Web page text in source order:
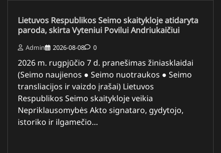
Lietuvos Respublikos Seimo skaitykloje atidaryta
paroda, skirta Vyteniui Povilui Andriukaičiui
Admin 2026-08-08 0
2026 m. rugpjūčio 7 d. pranešimas žiniasklaidai
(Seimo naujienos ● Seimo nuotraukos ● Seimo
transliacijos ir vaizdo įrašai) Lietuvos
Respublikos Seimo skaitykloje veikia
Nepriklausomybės Akto signataro, gydytojo,
istoriko ir ilgamečio…